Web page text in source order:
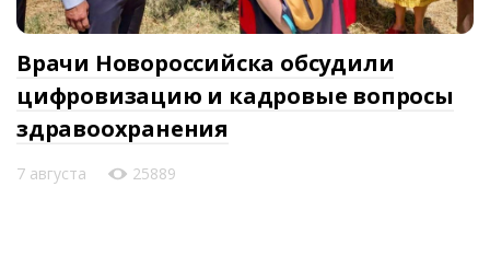
Врачи Новороссийска обсудили
цифровизацию и кадровые вопросы
здравоохранения
7 августа 25889